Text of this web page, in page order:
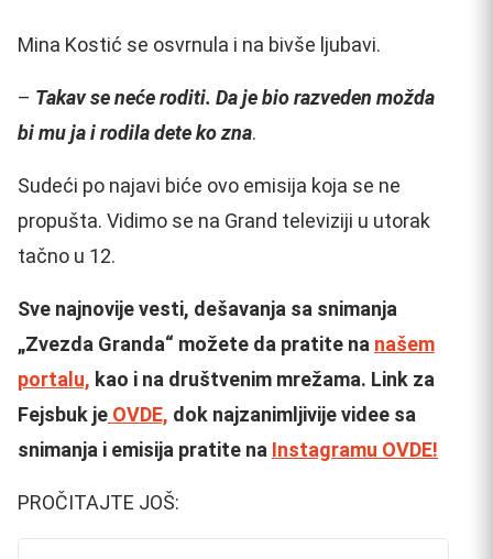
Mina Kostić se osvrnula i na bivše ljubavi.
– Takav se neće roditi. Da je bio razveden možda
bi mu ja i rodila dete ko zna.
Sudeći po najavi biće ovo emisija koja se ne
propušta. Vidimo se na Grand televiziji u utorak
tačno u 12.
Sve najnovije vesti, dešavanja sa snimanja
„Zvezda Granda“ možete da pratite na našem
portalu, kao i na društvenim mrežama. Link za
Fejsbuk je OVDE, dok najzanimljivije videe sa
snimanja i emisija pratite na Instagramu OVDE!
PROČITAJTE JOŠ: